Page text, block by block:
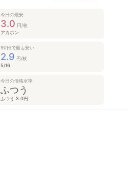
今日の最安
3.0 円/枚
アカホン
90日で最も安い
2.9 円/枚
5/16
今日の価格水準
ふつう
ふつう 3.0円